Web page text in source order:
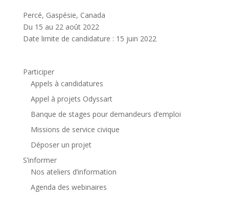
Percé, Gaspésie, Canada
Du 15 au 22 août 2022
Date limite de candidature : 15 juin 2022
Participer
Appels à candidatures
Appel à projets Odyssart
Banque de stages pour demandeurs d’emploi
Missions de service civique
Déposer un projet
S’informer
Nos ateliers d’information
Agenda des webinaires